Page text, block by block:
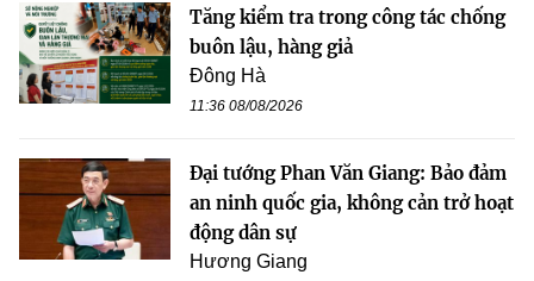
Tăng kiểm tra trong công tác chống
buôn lậu, hàng giả
Đông Hà
11:36 08/08/2026
Đại tướng Phan Văn Giang: Bảo đảm
an ninh quốc gia, không cản trở hoạt
động dân sự
Hương Giang